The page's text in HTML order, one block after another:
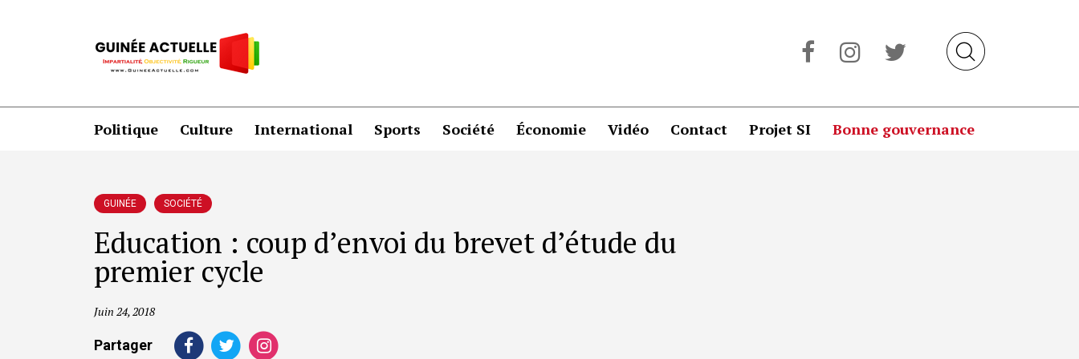
Politique Culture International Sports Société Économie Vidéo Contact Projet SI Bonne gouvernance
GUINÉE SOCIÉTÉ
Education : coup d’envoi du brevet d’étude du
premier cycle
Juin 24, 2018
Partager